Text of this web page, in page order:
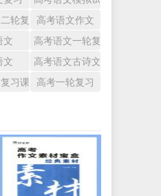
轮复习高考语文作文
文
高考语文一轮复习
文
高考语文古诗文
习课件高考一轮复习